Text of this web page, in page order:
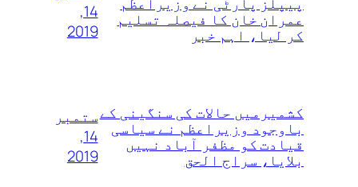
عمران خان کا فیصلہ تسلیم
کر لیا، اہم خبر
14,
2019
کشمیرمیں حالات کی سنگینی کے
باوجود وزیراعظم نے سیاسی
قیادت کو مظفر آباد نہیں
بلایا، سراج الحق
ستمبر
14,
2019